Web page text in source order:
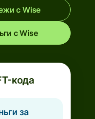
с Wise
с Wise
кода
за